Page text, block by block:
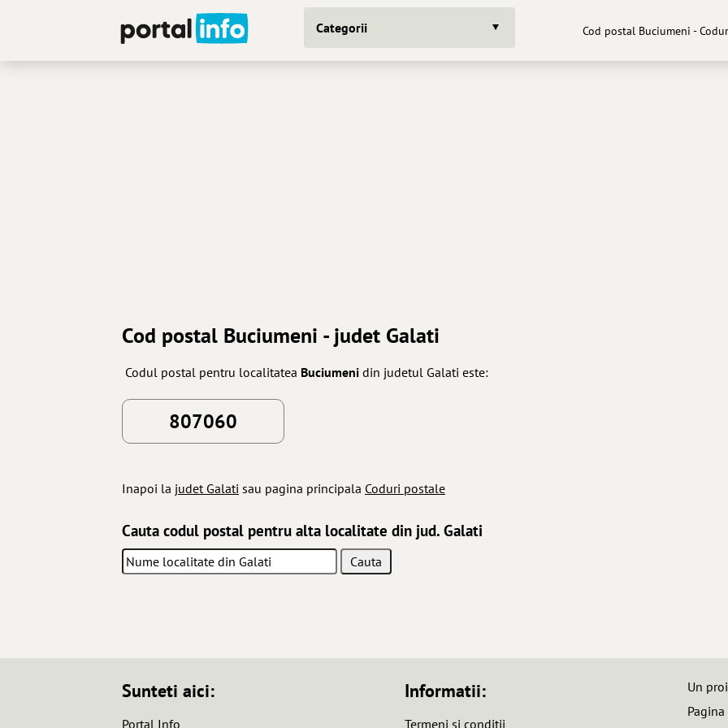
Categorii Cod postal Buciumeni -
Cod postal Buciumeni - judet Galati
Codul postal pentru localitatea Buciumeni din judetul Galati este:
807060
Inapoi la judet Galati sau pagina principala Coduri postale
Cauta codul postal pentru alta localitate din jud. Galati
Sunteti aici:
Portal Info
Informatii:
Termeni si conditii
Un